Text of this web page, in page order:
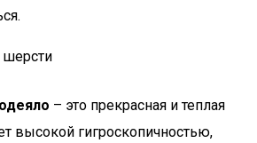
шерсти
одеяло – это прекрасная и теплая
высокой гигроскопичностью,